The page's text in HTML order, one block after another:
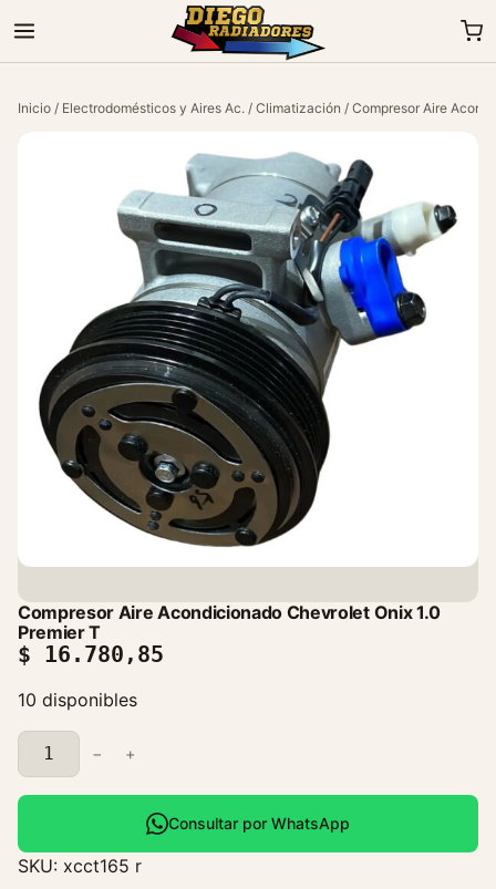
Inicio / Electrodomésticos y Aires Ac. / Climatización / Compresor Aire
Compresor Aire Acondicionado Chevrolet Onix 1.0
Premier T
$ 16.780,85
10 disponibles
C
o
m
r
e
− +
Consultar por WhatsApp
SKU: xcct165 r